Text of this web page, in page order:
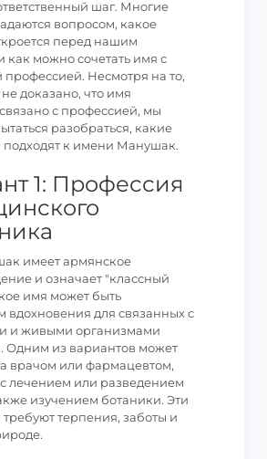
шаг. Многие
вопросом, какое
перед нашим
можно сочетать имя с
Несмотря на то,
доказано, что имя
с профессией, мы
разобраться, какие
подходят к имени Манушак.
1: Профессия
имеет армянское
и означает "классный
имя может быть
вдохновения для связанных с
и живыми организмами
Одним из вариантов может
врачом или фармацевтом,
лечением или разведением
изучением ботаники. Эти
терпения, заботы и